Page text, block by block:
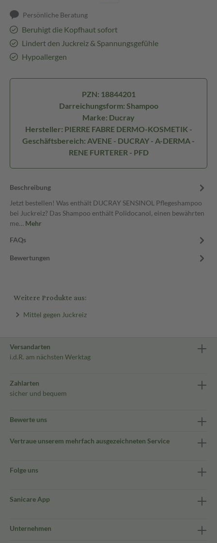
Persönliche Beratung
Beruhigt die Kopfhaut sofort
Lindert den Juckreiz & Spannungsgefühle
Hypoallergen
PZN: 18844201
Darreichungsform: Shampoo
Marke: Ducray
Hersteller: PIERRE FABRE DERMO-KOSMETIK -
Geschäftsbereich: AVENE - DUCRAY - A-DERMA -
RENE FURTERER - PFD
Beschreibung
Jetzt bestellen! Was enthält DUCRAY SENSINOL Pflegeshampoo
bei Juckreiz? Das Shampoo enthält Polidocanol, einen bewährten
me… Mehr
FAQs
Bewertungen
Weitere Produkte aus:
Mittel gegen Juckreiz
Versandarten
i.d.R. am nächsten Werktag
Zahlarten
sicher und bequem
Bewerte uns
Vertraue unserem mehrfach ausgezeichneten Service
Folge uns
Sanicare App
Unternehmen